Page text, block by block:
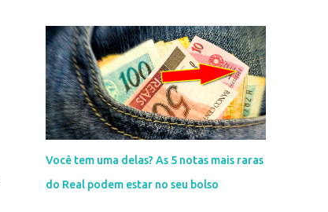
Você tem uma delas? As 5 notas mais raras
do Real podem estar no seu bolso